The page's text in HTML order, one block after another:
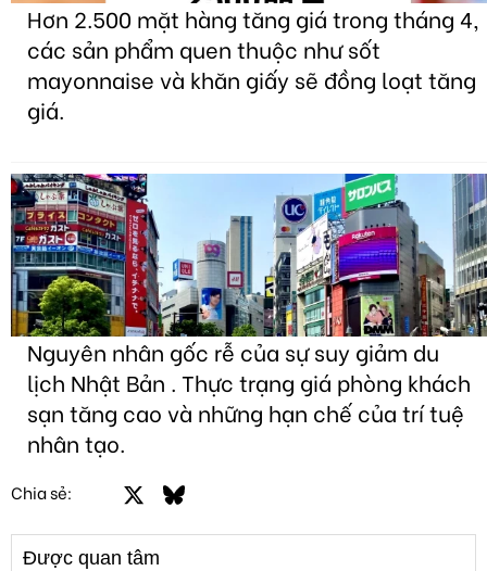
Hơn 2.500 mặt hàng tăng giá trong tháng 4,
các sản phẩm quen thuộc như sốt
mayonnaise và khăn giấy sẽ đồng loạt tăng
giá.
Nguyên nhân gốc rễ của sự suy giảm du
lịch Nhật Bản . Thực trạng giá phòng khách
sạn tăng cao và những hạn chế của trí tuệ
nhân tạo.
Chia sẻ: FacebookBluesky
Được quan tâm